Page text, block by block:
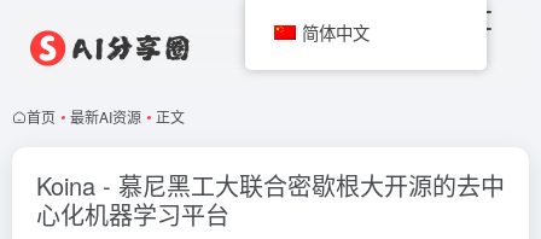
首页 • 最新AI资源 • 正文
Koina - 慕尼黑工大联合密歇根大开源的去中
心化机器学习平台
简体中文